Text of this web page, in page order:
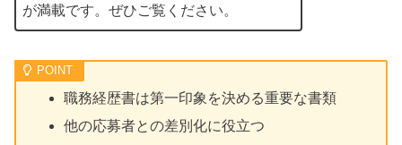
が満載です。ぜひご覧ください。
職務経歴書は第一印象を決める重要な書類
他の応募者との差別化に役立つ